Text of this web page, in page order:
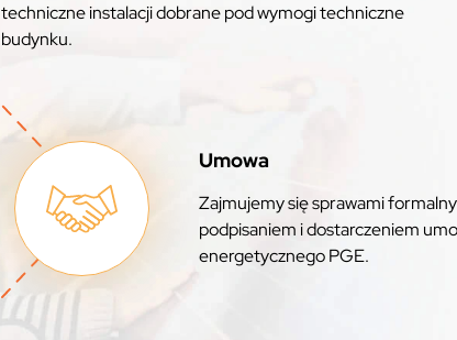
techniczne instalacji dobrane pod wymogi techniczne
budynku.
Umowa
Zajmujemy się sprawami
podpisaniem i dostarczeniem
energetycznego PGE.